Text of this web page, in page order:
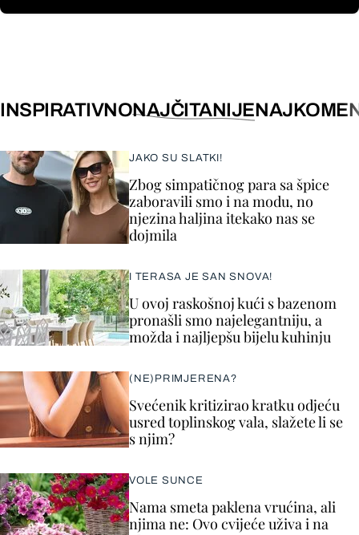
INSPIRATIVNONAJČITANIJE
JAKO SU SLATKI!
Zbog simpatičnog para sa špice
zaboravili smo i na modu, no
njezina haljina itekako nas se
dojmila
I TERASA JE SAN SNOVA!
U ovoj raskošnoj kući s bazenom
pronašli smo najelegantniju, a
možda i najljepšu bijelu kuhinju
(NE)PRIMJERENA?
Svećenik kritizirao kratku odjeću
usred toplinskog vala, slažete li se
s njim?
VOLE SUNCE
Nama smeta paklena vrućina, ali
njima ne: Ovo cvijeće uživa i na